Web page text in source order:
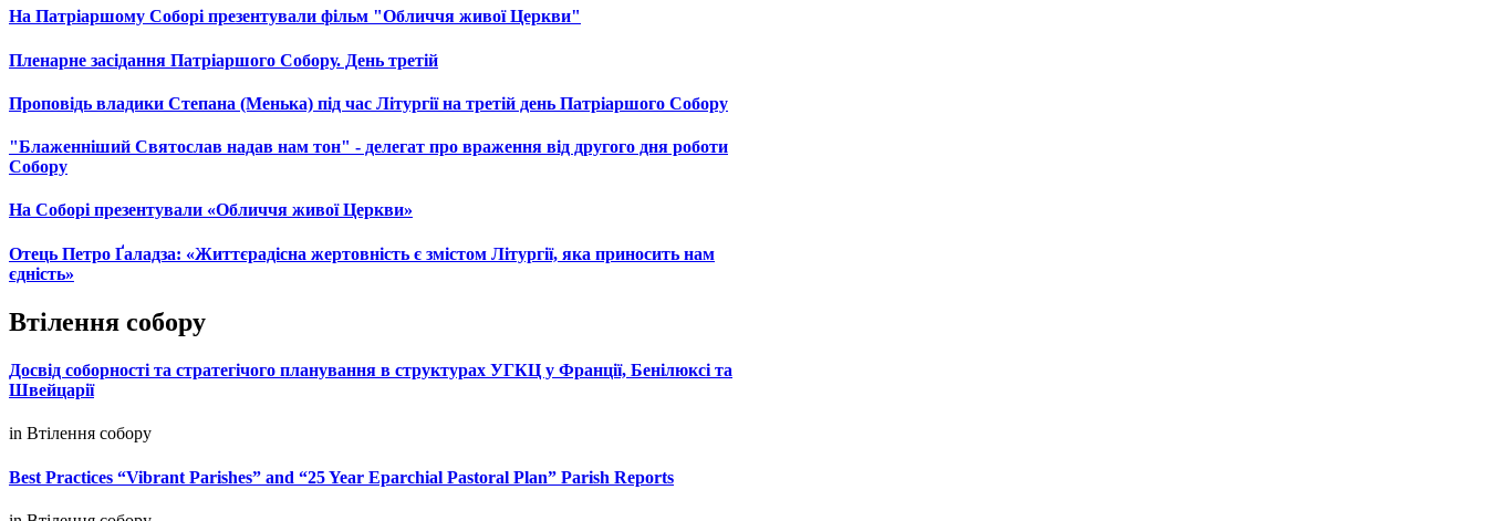
На Патріаршому Соборі презентували фільм "Обличчя живої Церкви"
Пленарне засідання Патріаршого Собору. День третій
Проповідь владики Степана (Менька) під час Літургії на третій день Патріаршого Собору
"Блаженніший Святослав надав нам тон" - делегат про враження від другого дня роботи
Собору
На Соборі презентували «Обличчя живої Церкви»
Отець Петро Ґаладза: «Життєрадісна жертовність є змістом Літургії, яка приносить нам
єдність»
Втілення собору
Досвід соборності та стратегічого планування в структурах УГКЦ у Франції, Бенілюксі та
Швейцарії
in Втілення собору
Best Practices “Vibrant Parishes” and “25 Year Eparchial Pastoral Plan” Parish Reports